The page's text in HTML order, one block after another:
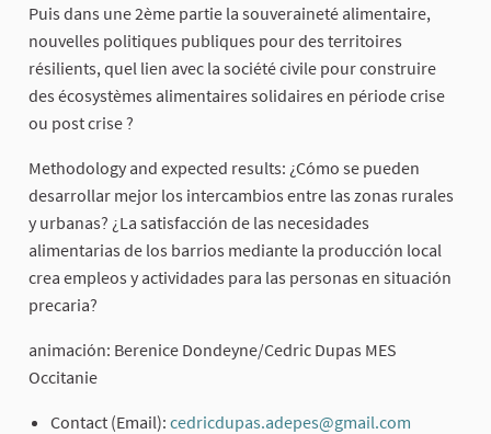
Puis dans une 2ème partie la souveraineté alimentaire,
nouvelles politiques publiques pour des territoires
résilients, quel lien avec la société civile pour construire
des écosystèmes alimentaires solidaires en période crise
ou post crise ?
Methodology and expected results: ¿Cómo se pueden
desarrollar mejor los intercambios entre las zonas rurales
y urbanas? ¿La satisfacción de las necesidades
alimentarias de los barrios mediante la producción local
crea empleos y actividades para las personas en situación
precaria?
animación: Berenice Dondeyne/Cedric Dupas MES
Occitanie
Contact (Email): cedricdupas.adepes@gmail.com